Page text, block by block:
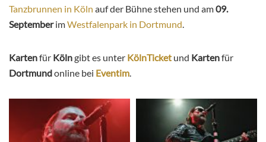
Tanzbrunnen in Köln auf der Bühne stehen und am09.
SeptemberimWestfalenpark in Dortmund.
Kartenfür Kölngibt es unter KölnTicket und Kartenfür
Dortmundonline bei Eventim.